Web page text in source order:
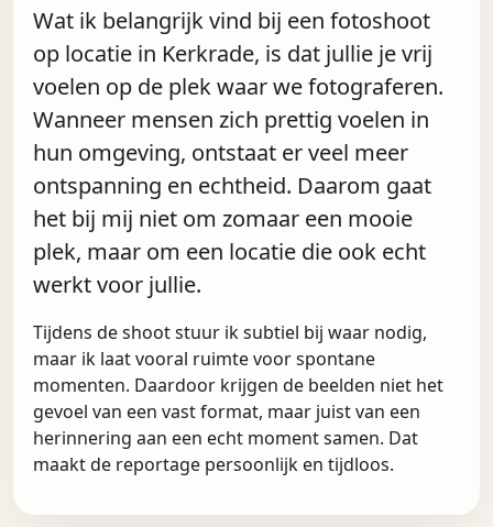
Wat ik belangrijk vind bij een fotoshoot
op locatie in Kerkrade, is dat jullie je vrij
voelen op de plek waar we fotograferen.
Wanneer mensen zich prettig voelen in
hun omgeving, ontstaat er veel meer
ontspanning en echtheid. Daarom gaat
het bij mij niet om zomaar een mooie
plek, maar om een locatie die ook echt
werkt voor jullie.
Tijdens de shoot stuur ik subtiel bij waar nodig,
maar ik laat vooral ruimte voor spontane
momenten. Daardoor krijgen de beelden niet het
gevoel van een vast format, maar juist van een
herinnering aan een echt moment samen. Dat
maakt de reportage persoonlijk en tijdloos.